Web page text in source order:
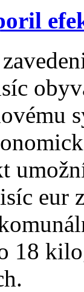
eur
18